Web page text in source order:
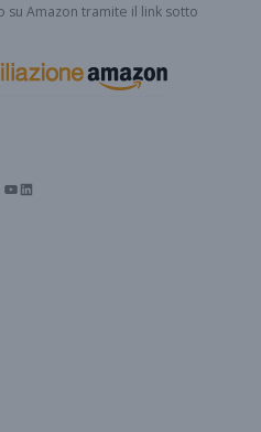
su Amazon tramite il link sotto
YouTube LinkedIn